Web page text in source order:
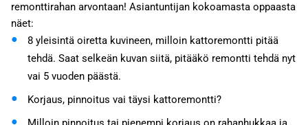
remonttirahan arvontaan! Asiantuntijan kokoamasta oppaasta
näet:
8 yleisintä oiretta kuvineen, milloin kattoremontti pitää
tehdä. Saat selkeän kuvan siitä, pitääkö remontti tehdä nyt
vai 5 vuoden päästä.
Korjaus, pinnoitus vai täysi kattoremontti?